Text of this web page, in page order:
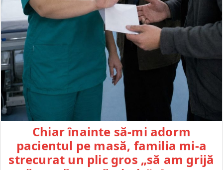
Chiar înainte să-mi adorm
pacientul pe masă, familia mi-a
strecurat un plic gros „să am grijă